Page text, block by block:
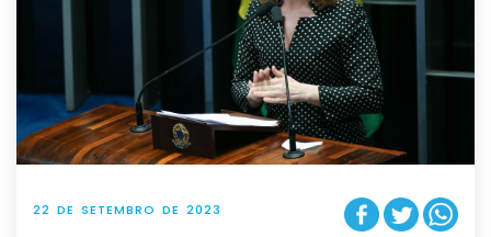
22 DE SETEMBRO DE 2023